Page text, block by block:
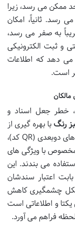
ممکن می رسد، زیرا
رسد. ثانیاً، امکان
به صفر می رسد،
و ثبت الکترونیکی
دهد که اطلاعات
است.
خطر جعل اسناد و
رنگبا بهره گیری از
پیشرفته ترین مشخصات امنیتی، مانند بارکدهای دوبعدی (QR کد)،
مخصوص با ویژگی های
می بندند. این
بابت اعتبار سندشان
شکل چشمگیری کاهش
و اطلاعاتی است
فراهم می آورد.